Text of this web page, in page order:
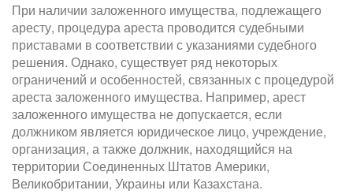
При наличии заложенного имущества, подлежащего
аресту, процедура ареста проводится судебными
приставами в соответствии с указаниями судебного
решения. Однако, существует ряд некоторых
ограничений и особенностей, связанных с процедурой
ареста заложенного имущества. Например, арест
заложенного имущества не допускается, если
должником является юридическое лицо, учреждение,
организация, а также должник, находящийся на
территории Соединенных Штатов Америки,
Великобритании, Украины или Казахстана.